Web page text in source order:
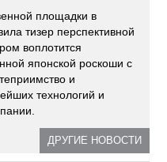
площадки в
тизер перспективной
воплотится
японской роскоши с
и
технологий и
ДРУГИЕ НОВОСТИ